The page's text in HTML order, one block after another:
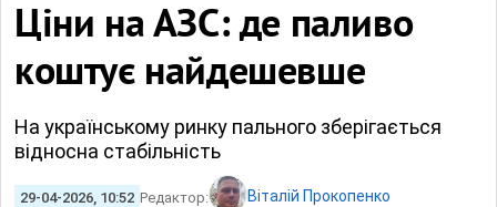
Ціни на АЗС: де паливо
коштує найдешевше
На українському ринку пального зберігається
відносна стабільність
29-04-2026, 10:52 Редактор: Віталій Прокопенко